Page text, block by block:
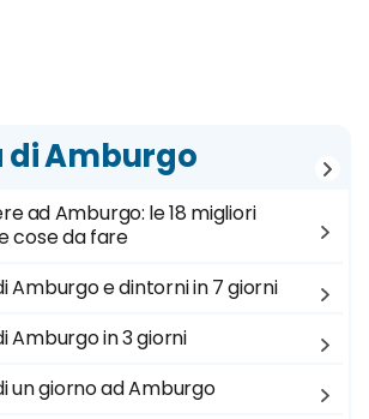
di Amburgo
ad Amburgo: le 18 migliori
cose da fare
Amburgo e dintorni in 7 giorni
Amburgo in 3 giorni
un giorno ad Amburgo